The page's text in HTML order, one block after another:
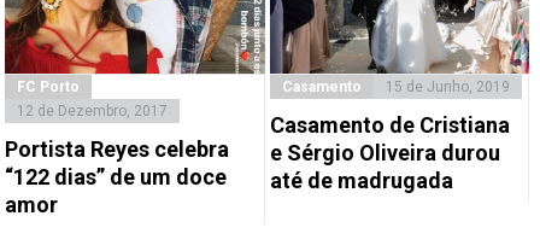
FC Porto
12 de Dezembro, 2017
Portista Reyes celebra
“122 dias” de um doce
amor
Casamento 15 de Junho, 2019
Casamento de Cristiana
e Sérgio Oliveira durou
até de madrugada